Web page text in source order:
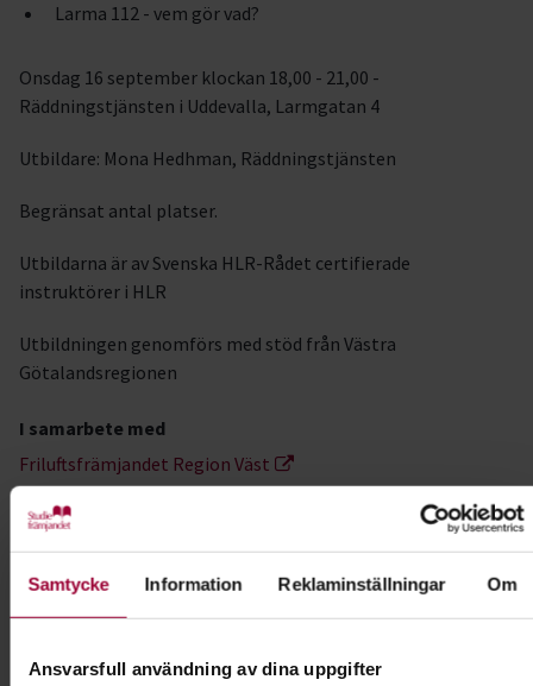
Samtycke Information Reklaminställningar Om
Ansvarsfull användning av dina uppgifter
Larma 112 - vem gör vad?
Onsdag 16 september klockan 18,00 - 21,00 -
Räddningstjänsten i Uddevalla, Larmgatan 4
Utbildare: Mona Hedhman, Räddningstjänsten
Begränsat antal platser.
Utbildarna är av Svenska HLR-Rådet certifierade
instruktörer i HLR
Utbildningen genomförs med stöd från Västra
Götalandsregionen
I samarbete med
Friluftsfrämjandet Region Väst
Kontakt
Anna-Pia Högberg
Lärande & Förening,